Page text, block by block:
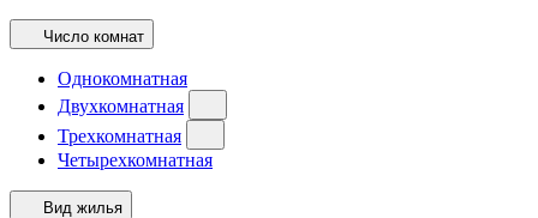
Число комнат
Однокомнатная
Двухкомнатная
Трехкомнатная
Четырехкомнатная
Вид жилья